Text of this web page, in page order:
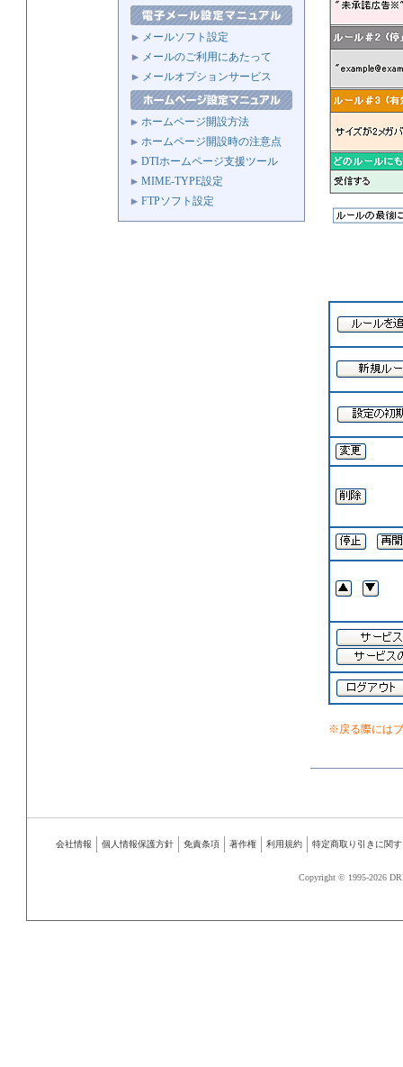
メールソフト設定
メールのご利用にあたって
メールオプションサービス
ホームページ開設方法
ホームページ開設時の注意点
DTIホームページ支援ツール
MIME-TYPE設定
FTPソフト設定
※戻る際には
会社情報 個人情報保護方針 免責条項 著作権 利用規約 特定商取り引きに関
Copyright © 1995-2026